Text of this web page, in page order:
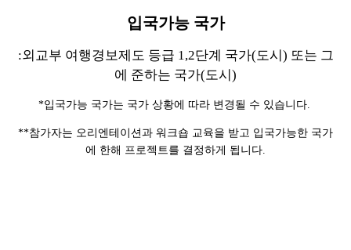
입국가능 국가
:외교부 여행경보제도 등급 1,2단계 국가(도시) 또는 그
에 준하는 국가(도시)
*입국가능 국가는 국가 상황에 따라 변경될 수 있습니다.
**참가자는 오리엔테이션과 워크숍 교육을 받고 입국가능한 국가
에 한해 프로젝트를 결정하게 됩니다.